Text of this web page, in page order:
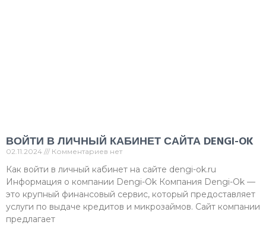
ВОЙТИ В ЛИЧНЫЙ КАБИНЕТ САЙТА DENGI-OK
02.11.2024 Комментариев нет
Как войти в личный кабинет на сайте dengi-ok.ru
Информация о компании Dengi-Ok Компания Dengi-Ok —
это крупный финансовый сервис, который предоставляет
услуги по выдаче кредитов и микрозаймов. Сайт компании
предлагает